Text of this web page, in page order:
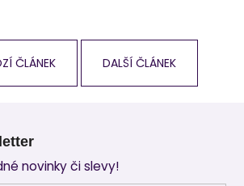
ČLÁNEK DALŠÍ ČLÁNEK
novinky či slevy!